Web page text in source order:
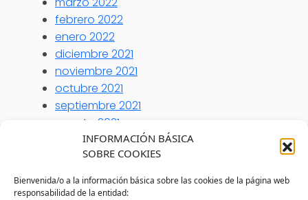
INFORMACIÓN BÁSICA
SOBRE COOKIES
Bienvenida/o a la información básica sobre las cookies de la página web
responsabilidad de la entidad:
febrero 2022
enero 2022
diciembre 2021
noviembre 2021
octubre 2021
septiembre 2021
agosto 2021
julio 2021
junio 2021
mayo 2021
abril 2021